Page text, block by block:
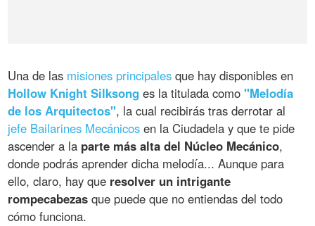
Una de las misiones principales que hay disponibles en
Hollow Knight Silksong es la titulada como"Melodía
de los Arquitectos", la cual recibirás tras derrotar al
jefe Bailarines Mecánicos en la Ciudadela y que te pide
ascender a la parte más alta del Núcleo Mecánico,
donde podrás aprender dicha melodía... Aunque para
ello, claro, hay que resolver un intrigante
rompecabezas que puede que no entiendas del todo
cómo funciona.